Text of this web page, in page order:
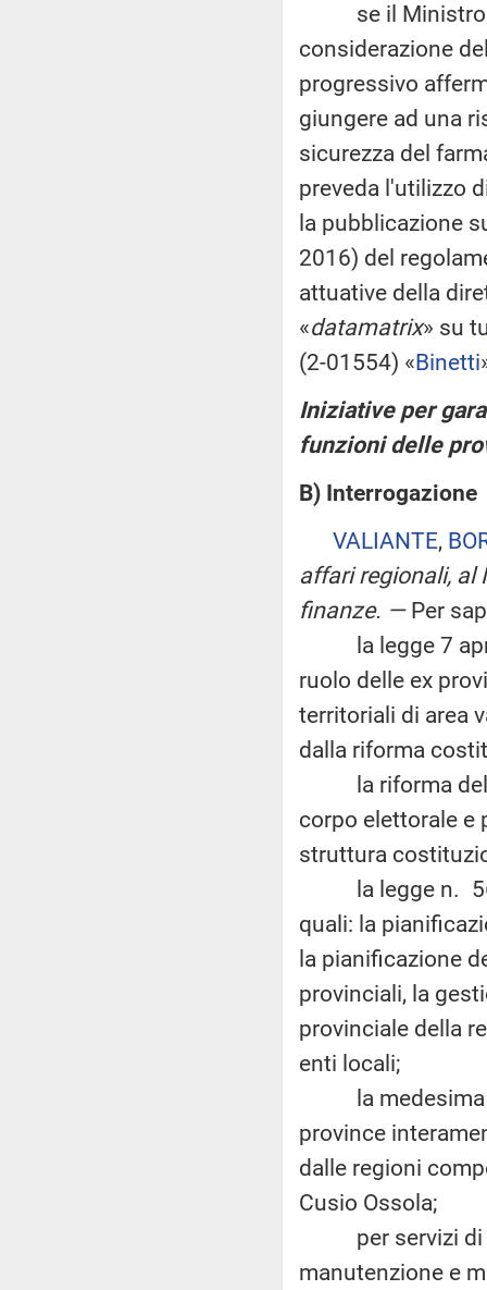
se il Ministro
considerazione
progressivo
giungere ad una
sicurezza del
preveda l'utilizzo
la pubblicazione
2016) del
attuative della
«datamatrix» su
(2-01554) «Binetti
Iniziative per
funzioni delle
B) Interrogazione
VALIANTE,
affari regionali, al
finanze. — Per
la legge 7
ruolo delle ex
territoriali di area
dalla riforma
la riforma del
corpo elettorale e
struttura
la legge n. 56
quali: la
la pianificazione
provinciali, la
provinciale della
enti locali;
la medesima
province
dalle regioni
Cusio Ossola;
per servizi di
manutenzione e